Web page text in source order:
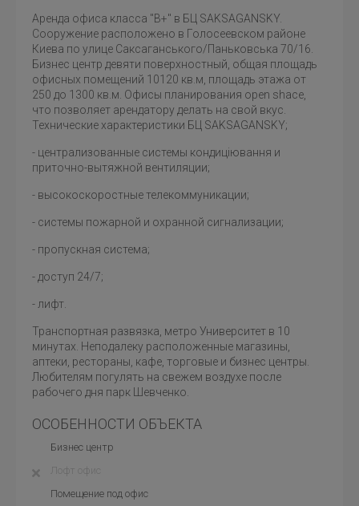
Аренда офиса класса "В+" в БЦ SAKSAGANSKY.
Сооружение расположено в Голосеевском районе
Киева по улице Саксаганського/Паньковська 70/16.
Бизнес центр девяти поверхностный, общая площадь
офисных помещений 10120 кв.м, площадь этажа от
250 до 1300 кв.м. Офисы планирования open shace,
что позволяет арендатору делать на свой вкус.
Технические характеристики БЦ SAKSAGANSKY;
- централизованные системы кондиціювання и
приточно-вытяжной вентиляции;
- высокоскоростные телекоммуникации;
- системы пожарной и охранной сигнализации;
- пропускная система;
- доступ 24/7;
- лифт.
Транспортная развязка, метро Университет в 10
минутах. Неподалеку расположенные магазины,
аптеки, рестораны, кафе, торговые и бизнес центры.
Любителям погулять на свежем воздухе после
рабочего дня парк Шевченко.
ОСОБЕННОСТИ ОБЪЕКТА
Бизнес центр
Лофт офис
Помещение под офис